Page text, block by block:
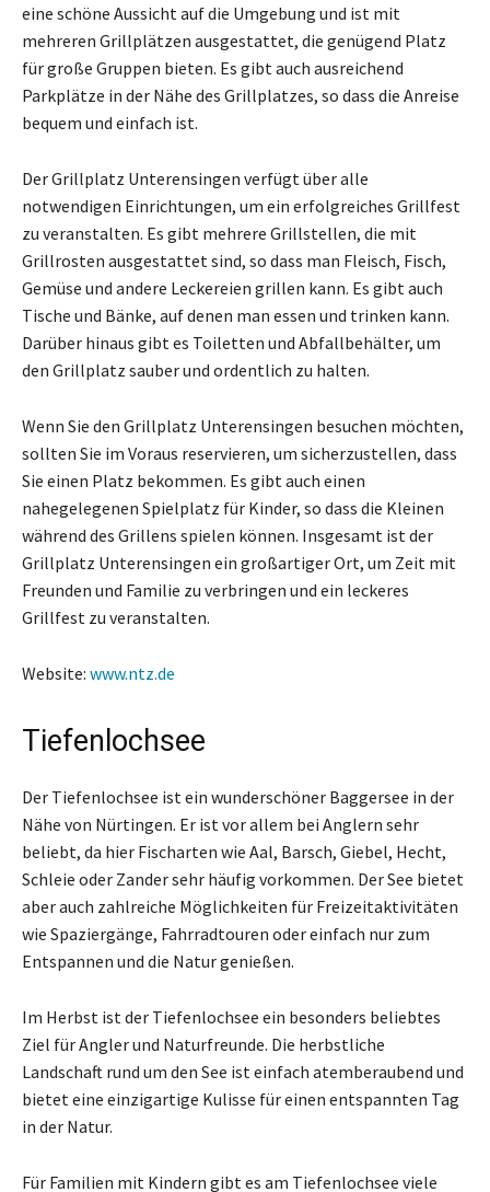
eine schöne Aussicht auf die Umgebung und ist mit
mehreren Grillplätzen ausgestattet, die genügend Platz
für große Gruppen bieten. Es gibt auch ausreichend
Parkplätze in der Nähe des Grillplatzes, so dass die Anreise
bequem und einfach ist.
Der Grillplatz Unterensingen verfügt über alle
notwendigen Einrichtungen, um ein erfolgreiches Grillfest
zu veranstalten. Es gibt mehrere Grillstellen, die mit
Grillrosten ausgestattet sind, so dass man Fleisch, Fisch,
Gemüse und andere Leckereien grillen kann. Es gibt auch
Tische und Bänke, auf denen man essen und trinken kann.
Darüber hinaus gibt es Toiletten und Abfallbehälter, um
den Grillplatz sauber und ordentlich zu halten.
Wenn Sie den Grillplatz Unterensingen besuchen möchten,
sollten Sie im Voraus reservieren, um sicherzustellen, dass
Sie einen Platz bekommen. Es gibt auch einen
nahegelegenen Spielplatz für Kinder, so dass die Kleinen
während des Grillens spielen können. Insgesamt ist der
Grillplatz Unterensingen ein großartiger Ort, um Zeit mit
Freunden und Familie zu verbringen und ein leckeres
Grillfest zu veranstalten.
Website: www.ntz.de
Tiefenlochsee
Der Tiefenlochsee ist ein wunderschöner Baggersee in der
Nähe von Nürtingen. Er ist vor allem bei Anglern sehr
beliebt, da hier Fischarten wie Aal, Barsch, Giebel, Hecht,
Schleie oder Zander sehr häufig vorkommen. Der See bietet
aber auch zahlreiche Möglichkeiten für Freizeitaktivitäten
wie Spaziergänge, Fahrradtouren oder einfach nur zum
Entspannen und die Natur genießen.
Im Herbst ist der Tiefenlochsee ein besonders beliebtes
Ziel für Angler und Naturfreunde. Die herbstliche
Landschaft rund um den See ist einfach atemberaubend und
bietet eine einzigartige Kulisse für einen entspannten Tag
in der Natur.
Für Familien mit Kindern gibt es am Tiefenlochsee viele